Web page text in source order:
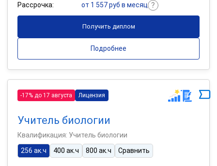
Рассрочка:
от 1 557 руб в месяц
Получить диплом
Подробнее
-17% до 17 августа Лицензия
Учитель биологии
Квалификация: Учитель биологии
256 ак.ч
400 ак.ч 800 ак.ч Сравнить